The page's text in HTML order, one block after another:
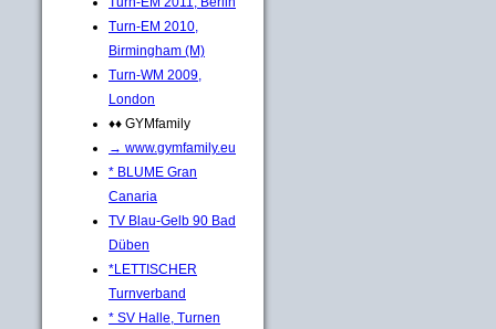
Turn-EM 2010,
Birmingham (M)
Turn-WM 2009,
London
♦♦ GYMfamily
→ www.gymfamily.eu
* BLUME Gran
Canaria
TV Blau-Gelb 90 Bad
Düben
*LETTISCHER
Turnverband
* SV Halle, Turnen